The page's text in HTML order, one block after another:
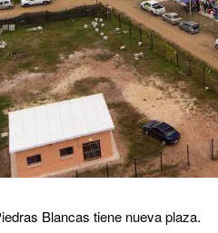
Blancas tiene nueva plaza.